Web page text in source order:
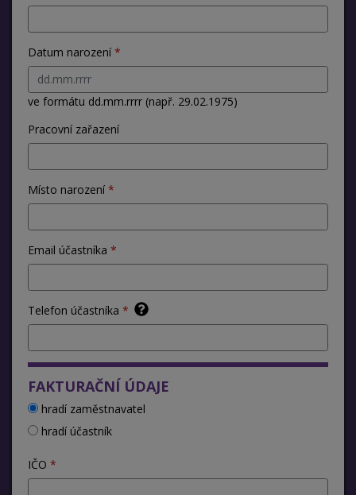
Datum narození
ve formátu dd.mm.rrrr (např. 29.02.1975)
Pracovní zařazení
Místo narození
Email účastníka
Telefon účastníka
FAKTURAČNÍ ÚDAJE
hradí zaměstnavatel
hradí účastník
IČO